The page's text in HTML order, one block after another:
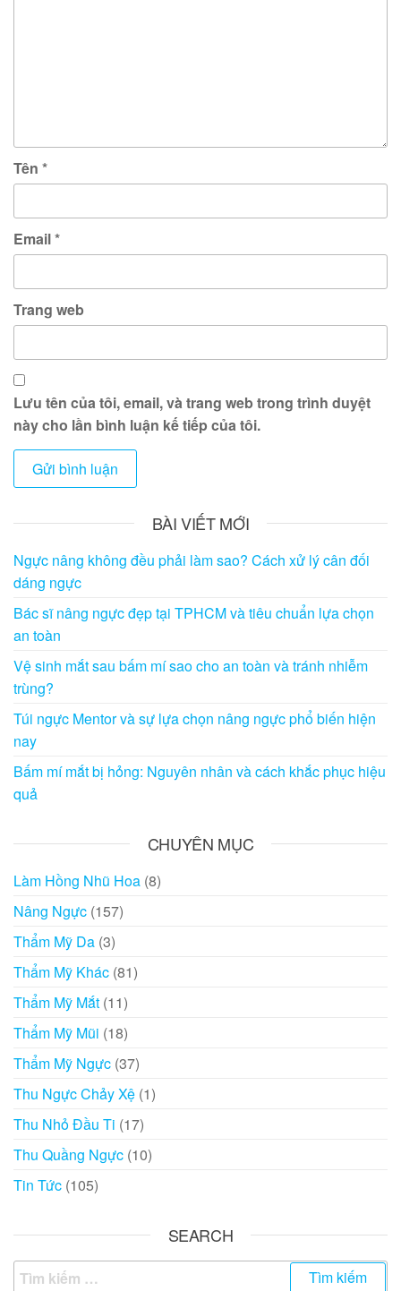
Tên *
Email*
Trang web
Lưu tên của tôi, email, và trang web trong trình duyệt
này cho lần bình luận kế tiếp của tôi.
BÀI VIẾT MỚI
Ngực nâng không đều phải làm sao? Cách xử lý cân đối
dáng ngực
Bác sĩ nâng ngực đẹp tại TPHCM và tiêu chuẩn lựa chọn
an toàn
Vệ sinh mắt sau bấm mí sao cho an toàn và tránh nhiễm
trùng?
Túi ngực Mentor và sự lựa chọn nâng ngực phổ biến hiện
nay
Bấm mí mắt bị hỏng: Nguyên nhân và cách khắc phục hiệu
quả
CHUYÊN MỤC
Làm Hồng Nhũ Hoa (8)
Nâng Ngực (157)
Thẩm Mỹ Da (3)
Thẩm Mỹ Khác (81)
Thẩm Mỹ Mắt (11)
Thẩm Mỹ Mũi (18)
Thẩm Mỹ Ngực (37)
Thu Ngực Chảy Xệ (1)
Thu Nhỏ Đầu Ti (17)
Thu Quầng Ngực (10)
Tin Tức (105)
SEARCH
Tìm